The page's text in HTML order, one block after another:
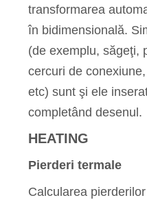
transformarea
în bidimensională.
(de exemplu, săgeţi,
cercuri de
etc) sunt şi ele
completând desenul.
HEATING
Pierderi termale
Calcularea